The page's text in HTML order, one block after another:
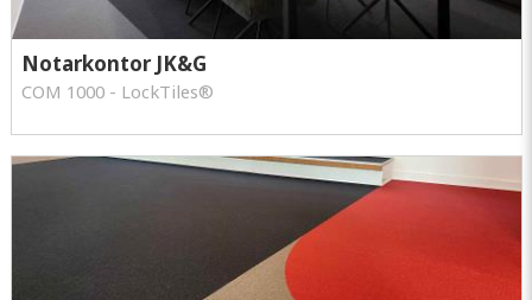
Notarkontor JK&G
COM 1000 - LockTiles®